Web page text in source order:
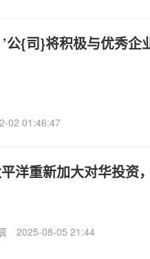
公{司}将积极与优秀
02 01:46:47
洋重新加大对华投资
2025-08-05 21:44